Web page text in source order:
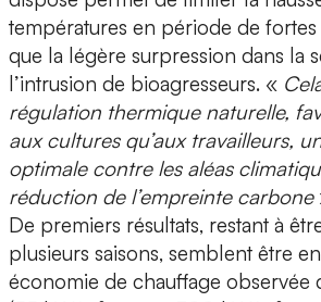
températures en période de fortes
que la légère surpression dans la
l’intrusion de bioagresseurs. «
régulation thermique naturelle,
aux cultures qu’aux travailleurs,
optimale contre les aléas
réduction de l’empreinte carbone
De premiers résultats, restant à
plusieurs saisons, semblent être
économie de chauffage observée